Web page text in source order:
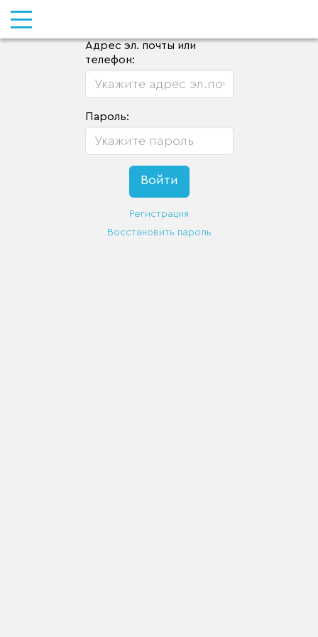
Адрес эл. почты или
телефон:
Пароль:
Регистрация
Восстановить пароль